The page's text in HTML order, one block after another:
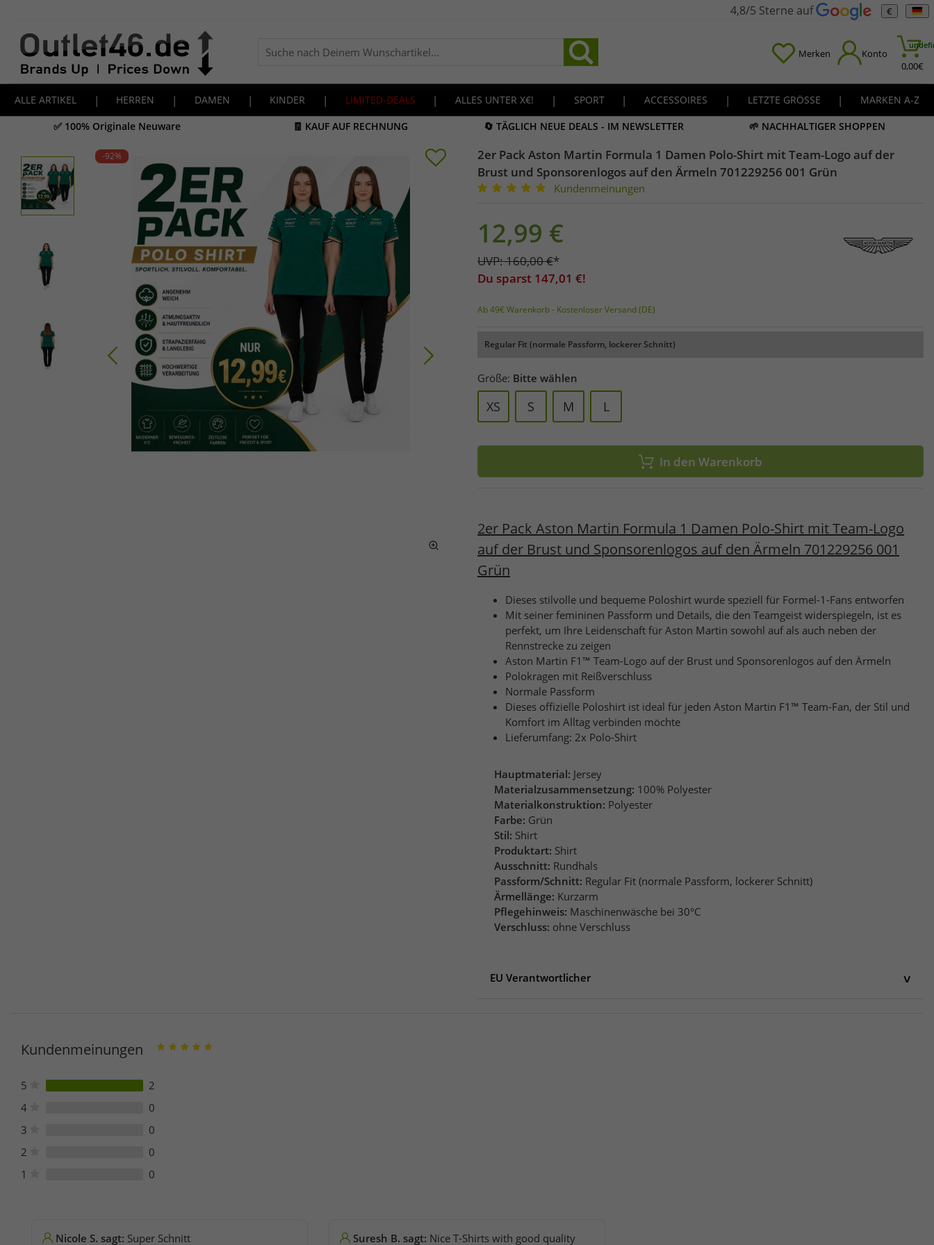
4,8/5 Sterne auf €
Merken Konto
0,00€
ALLE ARTIKEL | HERREN | DAMEN | KINDER | LIMITED-DEALS | ALLES UNTER X€! | SPORT | ACCESSOIRES | LETZTE GRÖSSE |
MARKEN A-Z
✅ 100% Originale Neuware
🧾 KAUF AUF RECHNUNG 🔄 TÄGLICH NEUE DEALS - IM NEWSLETTER 🌱 NACHHALTIGER SHOPPEN
-92%
2er Pack Aston Martin Formula 1 Damen Polo-Shirt mit Team-Logo auf der
Brust und Sponsorenlogos auf den Ärmeln 701229256 001 Grün
Kundenmeinungen
12,99 €
UVP:160,00€*
Du sparst 147,01 €!
Ab 49€ Warenkorb - Kostenloser Versand (DE)
Regular Fit (normale Passform, lockerer Schnitt)
Größe: Bitte wählen
XS S M L
In den Warenkorb
2er Pack Aston Martin Formula 1 Damen Polo-Shirt mit Team-Logo
auf der Brust und Sponsorenlogos auf den Ärmeln 701229256 001
Grün
Dieses stilvolle und bequeme Poloshirt wurde speziell für Formel-1-Fans entworfen
Mit seiner femininen Passform und Details, die den Teamgeist widerspiegeln, ist es
perfekt, um Ihre Leidenschaft für Aston Martin sowohl auf als auch neben der
Rennstrecke zu zeigen
Aston Martin F1™ Team-Logo auf der Brust und Sponsorenlogos auf den Ärmeln
Polokragen mit Reißverschluss
Normale Passform
Dieses offizielle Poloshirt ist ideal für jeden Aston Martin F1™ Team-Fan, der Stil und
Komfort im Alltag verbinden möchte
Lieferumfang: 2x Polo-Shirt
Hauptmaterial: Jersey
Materialzusammensetzung: 100% Polyester
Materialkonstruktion: Polyester
Farbe: Grün
Stil: Shirt
Produktart: Shirt
Ausschnitt: Rundhals
Passform/Schnitt: Regular Fit (normale Passform, lockerer Schnitt)
Ärmellänge: Kurzarm
Pflegehinweis: Maschinenwäsche bei 30°C
Verschluss: ohne Verschluss
EU Verantwortlicher
Kundenmeinungen
5
2
4
0
3
0
2
0
1
0
Nicole S. sagt: Super Schnitt
Suresh B. sagt: Nice T-Shirts with good quality